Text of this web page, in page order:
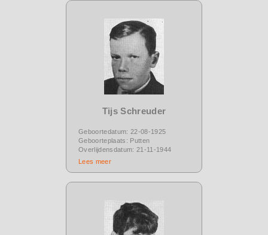
Tijs Schreuder
Geboortedatum: 22-08-1925
Geboorteplaats: Putten
Overlijdensdatum: 21-11-1944
Lees meer